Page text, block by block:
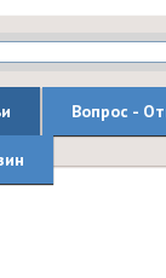
Вопрос -